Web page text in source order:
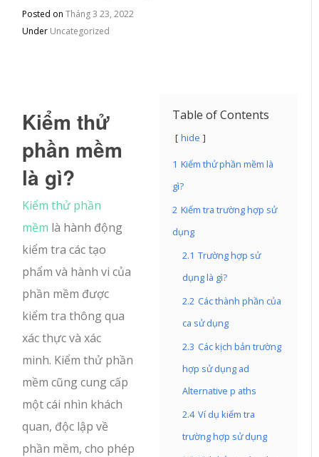
Posted onTháng 3 23, 2022
Under Uncategorized
Table of Contents
hide
1 Kiểm thử phần mềm là
gì?
2 Kiểm tra trường hợp sử
dụng
2.1 Trường hợp sử
dụng là gì?
2.2 Các thành phần của
ca sử dụng
2.3 Các kịch bản trường
hợp sử dụng ad
Alternative p aths
2.4 Ví dụ kiểm tra
trường hợp sử dụng
Kiểm thử
phần mềm
là gì?
Kiểm thử phần
mềm là hành động
kiểm tra các tạo
phẩm và hành vi của
phần mềm được
kiểm tra thông qua
xác thực và xác
minh. Kiểm thử phần
mềm cũng cung cấp
một cái nhìn khách
quan, độc lập về
phần mềm, cho phép